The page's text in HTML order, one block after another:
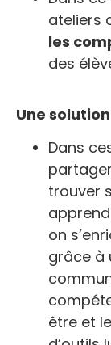
ateliers
les
des
Une
Dans
trouver
on
grâce à
être et